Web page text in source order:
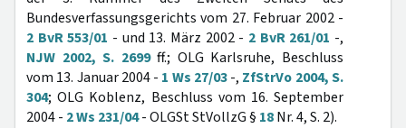
Bundesverfassungsgerichts vom 27. Februar 2002 -
2 BvR 553/01 - und 13. März 2002 - 2 BvR 261/01 -,
NJW 2002, S. 2699ff.; OLG Karlsruhe, Beschluss
vom 13. Januar 2004 - 1 Ws 27/03-, ZfStrVo 2004, S.
304; OLG Koblenz, Beschluss vom 16. September
2004 - 2 Ws 231/04- OLGSt StVollzG § 18Nr. 4, S. 2).